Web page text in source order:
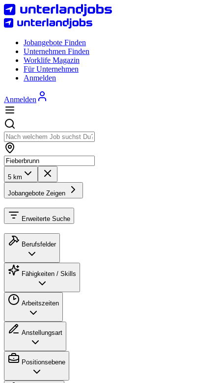
Jobangebote Finden
Unternehmen Finden
Worklife Magazin
Für Unternehmen
Anmelden
Anmelden
5 km
Jobangebote Zeigen
Erweiterte Suche
Berufsfelder
Fähigkeiten / Skills
Arbeitszeiten
Anstellungsart
Positionsebene